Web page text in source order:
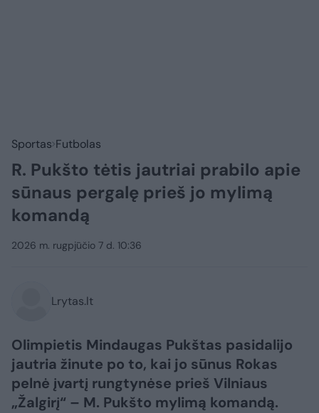
Sportas Futbolas
R. Pukšto tėtis jautriai prabilo apie
sūnaus pergalę prieš jo mylimą
komandą
2026 m. rugpjūčio 7 d. 10:36
Lrytas.lt
Olimpietis Mindaugas Pukštas pasidalijo
jautria žinute po to, kai jo sūnus Rokas
pelnė įvartį rungtynėse prieš Vilniaus
„Žalgirį“ – M. Pukšto mylimą komandą.